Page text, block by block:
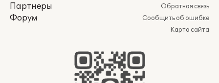
Партнеры
Форум
Обратная связь
Сообщить об ошибке
Карта сайта